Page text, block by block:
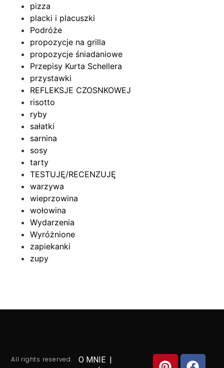
pizza
placki i placuszki
Podróże
propozycje na grilla
propozycje śniadaniowe
Przepisy Kurta Schellera
przystawki
REFLEKSJE CZOSNKOWEJ
risotto
ryby
sałatki
sarnina
sosy
tarty
TESTUJĘ/RECENZUJĘ
warzywa
wieprzowina
wołowina
Wydarzenia
Wyróżnione
zapiekanki
zupy
All rights reserved. O MNIE